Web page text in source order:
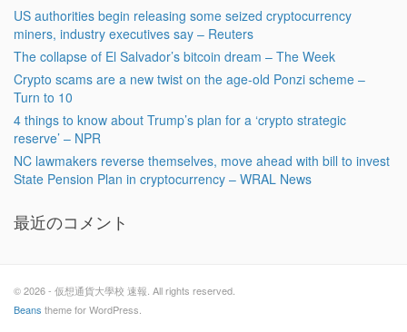
US authorities begin releasing some seized cryptocurrency
miners, industry executives say – Reuters
The collapse of El Salvador’s bitcoin dream – The Week
Crypto scams are a new twist on the age-old Ponzi scheme –
Turn to 10
4 things to know about Trump’s plan for a ‘crypto strategic
reserve’ – NPR
NC lawmakers reverse themselves, move ahead with bill to invest
State Pension Plan in cryptocurrency – WRAL News
最近のコメント
© 2026 - 仮想通貨大學校 速報. All rights reserved.
Beans theme for WordPress.